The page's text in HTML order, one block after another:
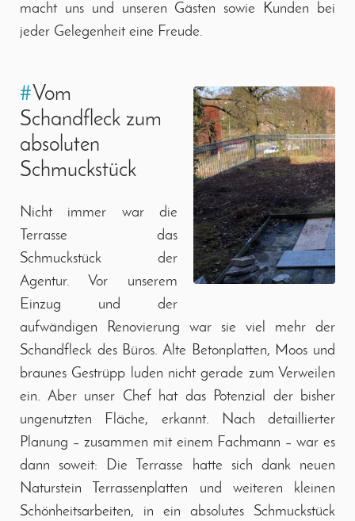
macht uns und unseren Gästen sowie Kunden bei
jeder Gelegenheit eine Freude.
#Vom
Schandfleck zum
absoluten
Schmuckstück
Nicht immer war die
Terrasse das
Schmuckstück der
Agentur. Vor unserem
Einzug und der
aufwändigen Renovierung war sie viel mehr der
Schandfleck des Büros. Alte Betonplatten, Moos und
braunes Gestrüpp luden nicht gerade zum Verweilen
ein. Aber unser Chef hat das Potenzial der bisher
ungenutzten Fläche, erkannt. Nach detaillierter
Planung – zusammen mit einem Fachmann – war es
dann soweit: Die Terrasse hatte sich dank neuen
Naturstein Terrassenplatten und weiteren kleinen
Schönheitsarbeiten, in ein absolutes Schmuckstück